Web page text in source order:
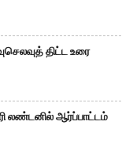
திட்ட உரை
லண்டனில் ஆர்ப்பாட்டம்